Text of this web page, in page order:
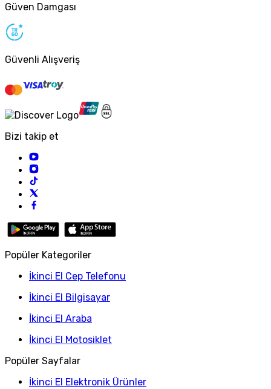
Güven Damgası
Güvenli Alışveriş
Bizi takip et
Popüler Kategoriler
İkinci El Cep Telefonu
İkinci El Bilgisayar
İkinci El Araba
İkinci El Motosiklet
Popüler Sayfalar
İkinci El Elektronik Ürünler